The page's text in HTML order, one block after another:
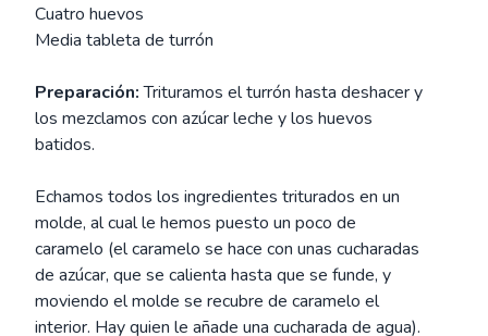
Cuatro huevos
Media tableta de turrón
Preparación:Trituramos el turrón hasta deshacer y
los mezclamos con azúcar leche y los huevos
batidos.
Echamos todos los ingredientes triturados en un
molde, al cual le hemos puesto un poco de
caramelo (el caramelo se hace con unas cucharadas
de azúcar, que se calienta hasta que se funde, y
moviendo el molde se recubre de caramelo el
interior. Hay quien le añade una cucharada de agua).